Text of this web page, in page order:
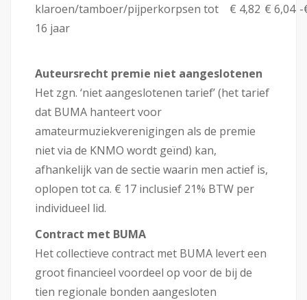
klaroen/tamboer/pijperkorpsen tot
16 jaar
€ 4,82 € 6,04 -
Auteursrecht premie niet aangeslotenen
Het zgn. ‘niet aangeslotenen tarief’ (het tarief
dat BUMA hanteert voor
amateurmuziekverenigingen als de premie
niet via de KNMO wordt geïnd) kan,
afhankelijk van de sectie waarin men actief is,
oplopen tot ca. € 17 inclusief 21% BTW per
individueel lid.
Contract met BUMA
Het collectieve contract met BUMA levert een
groot financieel voordeel op voor de bij de
tien regionale bonden aangesloten